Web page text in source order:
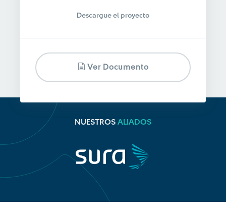
Descargue el proyecto
Ver Documento
NUESTROS ALIADOS